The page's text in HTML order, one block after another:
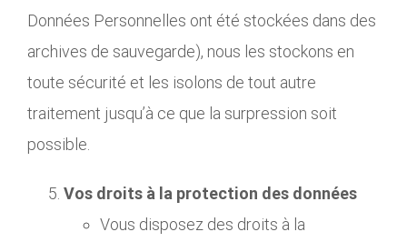
Données Personnelles ont été stockées dans des
archives de sauvegarde), nous les stockons en
toute sécurité et les isolons de tout autre
traitement jusqu’à ce que la surpression soit
possible.
Vos droits à la protection des données
Vous disposez des droits à la